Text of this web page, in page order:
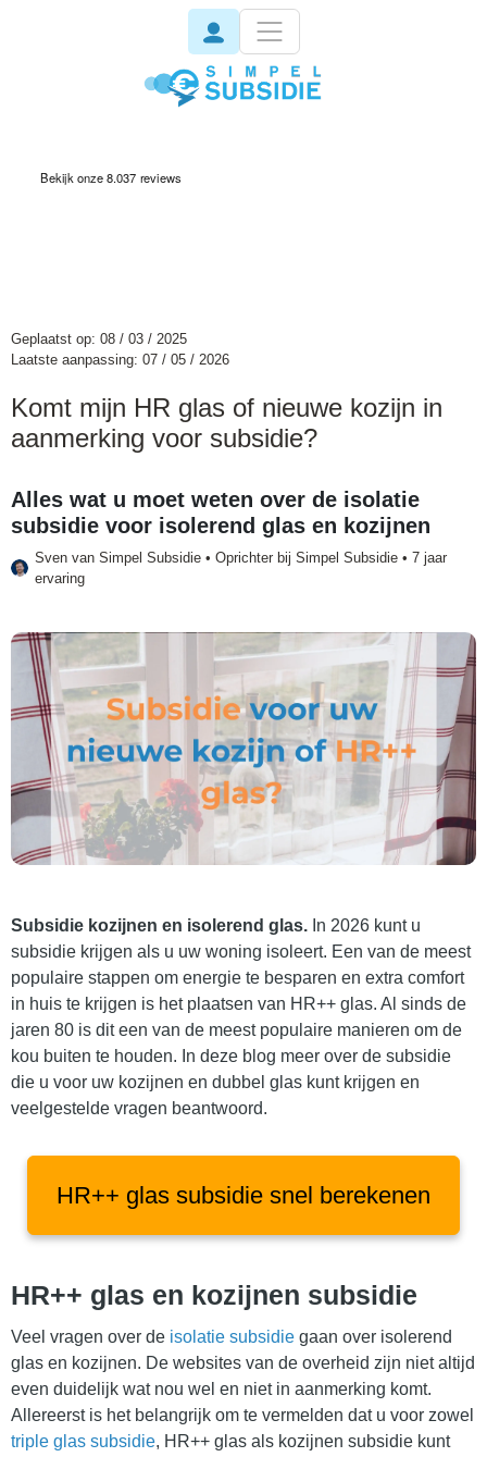
Geplaatst op: 08 / 03 / 2025
Laatste aanpassing: 07 / 05 / 2026
Komt mijn HR glas of nieuwe kozijn in
aanmerking voor subsidie?
Alles wat u moet weten over de isolatie
subsidie voor isolerend glas en kozijnen
Sven van Simpel Subsidie • Oprichter bij Simpel Subsidie • 7 jaar
ervaring
Subsidie kozijnen en isolerend glas. In 2026 kunt u
subsidie krijgen als u uw woning isoleert. Een van de meest
populaire stappen om energie te besparen en extra comfort
in huis te krijgen is het plaatsen van HR++ glas. Al sinds de
jaren 80 is dit een van de meest populaire manieren om de
kou buiten te houden. In deze blog meer over de subsidie
die u voor uw kozijnen en dubbel glas kunt krijgen en
veelgestelde vragen beantwoord.
HR++ glas subsidie snel berekenen
HR++ glas en kozijnen subsidie
Veel vragen over de isolatie subsidie gaan over isolerend
glas en kozijnen. De websites van de overheid zijn niet altijd
even duidelijk wat nou wel en niet in aanmerking komt.
Allereerst is het belangrijk om te vermelden dat u voor zowel
triple glas subsidie, HR++ glas als kozijnen subsidie kunt